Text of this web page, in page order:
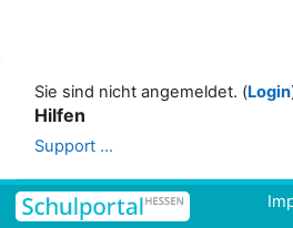
Sie sind nicht angemeldet. (Login
Hilfen
Support ...